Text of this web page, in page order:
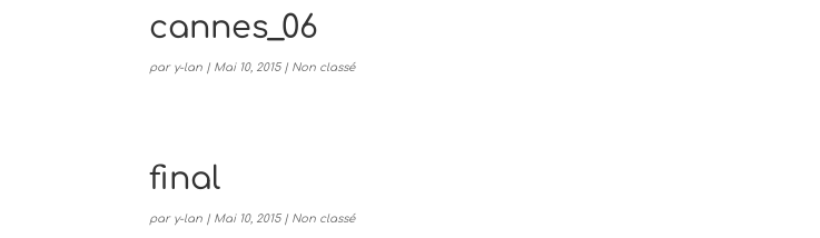
cannes_06
par y-lan | Mai 10, 2015| Non classé
final
par y-lan | Mai 10, 2015| Non classé